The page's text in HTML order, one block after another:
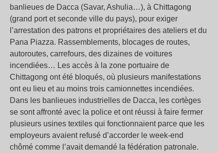
banlieues de Dacca (Savar, Ashulia…), à Chittagong
(grand port et seconde ville du pays), pour exiger
l’arrestation des patrons et propriétaires des ateliers et du
Pana Piazza. Rassemblements, blocages de routes,
autoroutes, carrefours, des dizaines de voitures
incendiées… Les accès à la zone portuaire de
Chittagong ont été bloqués, où plusieurs manifestations
ont eu lieu et au moins trois camionnettes incendiées.
Dans les banlieues industrielles de Dacca, les cortèges
se sont affronté avec la police et ont réussi à faire fermer
plusieurs usines textiles qui fonctionnaient parce que les
employeurs avaient refusé d’accorder le week-end
chômé comme l’avait demandé la fédération patronale.